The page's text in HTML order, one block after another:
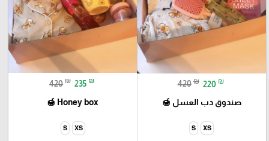
420 ₪ 220 ₪
صندوق دب العسل 🍯
XS
S
420 ₪ 235 ₪
Honey box 🍯
XS
S